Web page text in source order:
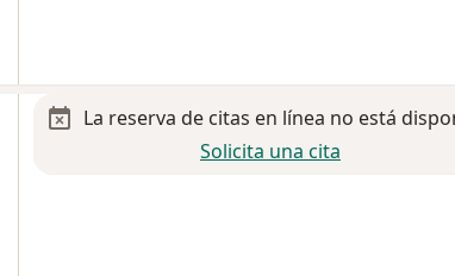
La reserva de citas en línea no está
Solicita una cita